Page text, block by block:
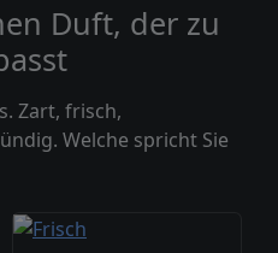
Duft, der zu
Zart, frisch,
Welche spricht Sie